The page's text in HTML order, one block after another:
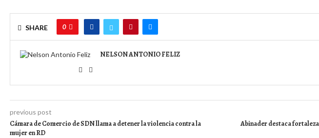
SHARE 0
NELSON ANTONIO FELIZ
previous post
Cámara de Comercio de SDN llama a detener la violencia contra la
mujer en RD
Abinader destaca